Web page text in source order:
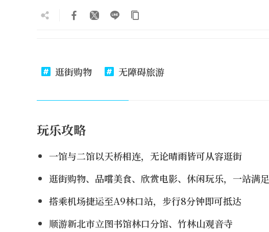
逛街购物 无障碍旅游
玩乐攻略
一馆与二馆以天桥相连，无论晴雨皆可从容逛街
逛街购物、品嚐美食、欣赏电影、休闲玩乐，一站满足
搭乘机场捷运至A9林口站，步行8分钟即可抵达
顺游新北市立图书馆林口分馆、竹林山观音寺